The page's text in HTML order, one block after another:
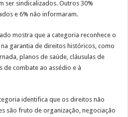
ser sindicalizados. Outros 30%
e 6% não informaram.
mostra que a categoria reconhece o
garantia de direitos históricos, como
planos de saúde, cláusulas de
de combate ao assédio e à
identifica que os direitos não
são fruto de organização, negociação